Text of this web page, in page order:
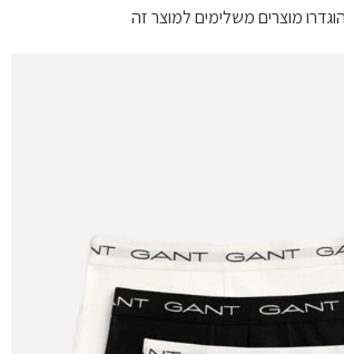
מוצרים משלימים למוצר זה